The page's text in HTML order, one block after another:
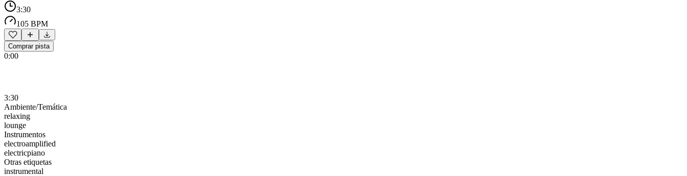
3:30
105 BPM
Comprar pista
0:00
3:30
Ambiente/Temática
relaxing
lounge
Instrumentos
electroamplified
electricpiano
Otras etiquetas
instrumental